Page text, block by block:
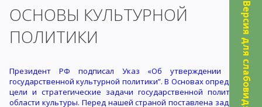
Версия для слабовидящих
10:15
ОСНОВЫ КУЛЬТУРНОЙ
ПОЛИТИКИ
Президент РФ подписал Указ «Об утверждении Основ
государственной культурной политики”. В Основах определены
цели и стратегические задачи государственной политики в
области культуры. Перед нашей страной поставлена задача “в